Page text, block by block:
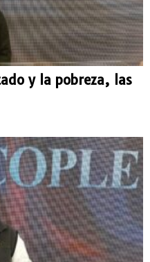
y la pobreza, las